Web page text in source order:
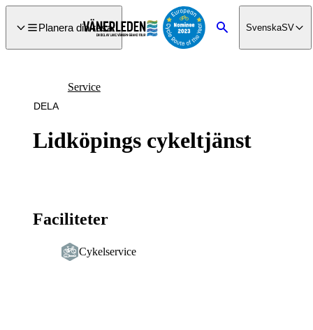
till
Planera din resa
Sök SvenskaSV
Lidköpings cykeltjänst
Service
DELA
Faciliteter
Cykelservice